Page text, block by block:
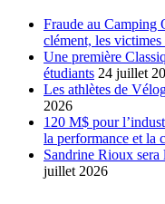
Fraude au Camping
clément, les victimes
Une première
étudiants 24 juillet
Les athlètes de
2026
120 M$ pour
la performance et la
Sandrine Rioux sera
juillet 2026